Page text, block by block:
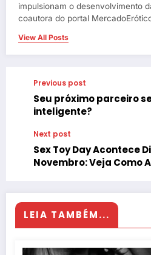
impulsionam o desenvolvimento
coautora do portal
View All Posts
Previous post
Seu próximo parceiro
inteligente?
Next post
Sex Toy Day Acontece
Novembro: Veja Como
LEIA TAMBÉM...